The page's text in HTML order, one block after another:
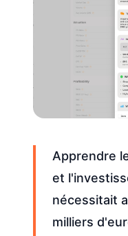
Apprendre
et
nécessitait
milliers